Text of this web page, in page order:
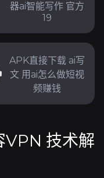
器ai智能写作 官方
19
APK直接下载 ai写
文 用ai怎么做短视
频赚钱
VPN 技术解